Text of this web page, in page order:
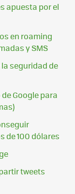
apuesta por el
en roaming
y SMS
seguridad de
Google para
de 100 dólares
tweets